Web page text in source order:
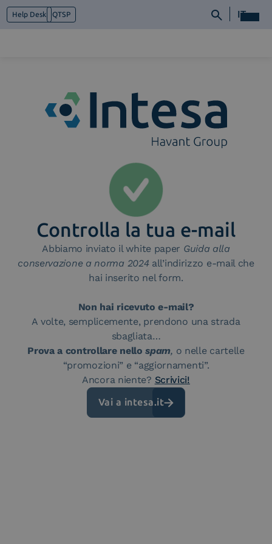
Help Desk QTSP IT
Cosa facciamo
Piattaforme
Controlla la tua e-mail
Abbiamo inviato il white paper Guida alla
conservazione a norma 2024all’indirizzo e-mail che
hai inserito nel form.
Non hai ricevuto e-mail?
A volte, semplicemente, prendono una strada
sbagliata…
Prova a controllare nellospam, o nelle cartelle
“promozioni” e “aggiornamenti”.
Ancora niente? Scrivici!
Vai a intesa.it